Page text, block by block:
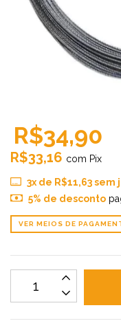
R$34,90
R$33,16 com Pix
3x de R$11,63sem
5% de desconto
VER MEIOS DE